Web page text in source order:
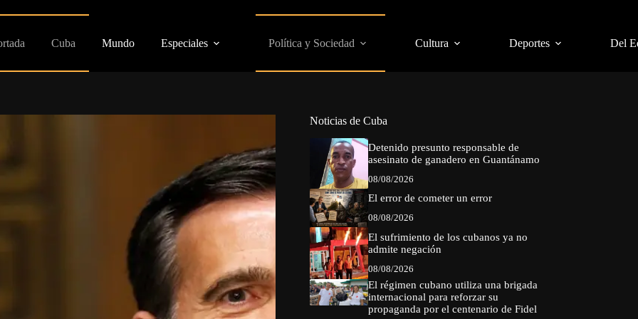
Cuba Mundo Especiales Política y Sociedad Cultura Deportes Del
Noticias de Cuba
Detenido presunto responsable de
asesinato de ganadero en Guantánamo
08/08/2026
El error de cometer un error
08/08/2026
El sufrimiento de los cubanos ya no
admite negación
08/08/2026
El régimen cubano utiliza una brigada
internacional para reforzar su
propaganda por el centenario de Fidel